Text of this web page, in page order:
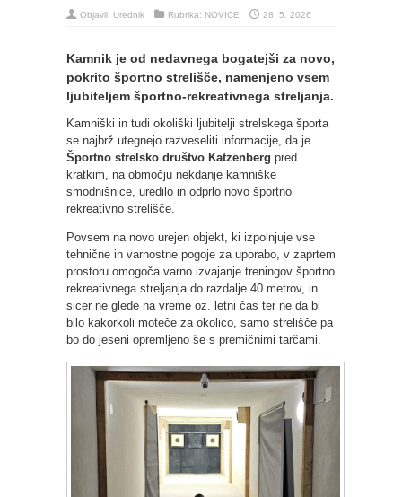
Objavil: Urednik Rubrika: NOVICE 28. 5. 2026
Kamnik je od nedavnega bogatejši za novo,
pokrito športno strelišče, namenjeno vsem
ljubiteljem športno-rekreativnega streljanja.
Kamniški in tudi okoliški ljubitelji strelskega športa
se najbrž utegnejo razveseliti informacije, da je
Športno strelsko društvo Katzenberg pred
kratkim, na območju nekdanje kamniške
smodnišnice, uredilo in odprlo novo športno
rekreativno strelišče.
Povsem na novo urejen objekt, ki izpolnjuje vse
tehnične in varnostne pogoje za uporabo, v zaprtem
prostoru omogoča varno izvajanje treningov športno
rekreativnega streljanja do razdalje 40 metrov, in
sicer ne glede na vreme oz. letni čas ter ne da bi
bilo kakorkoli moteče za okolico, samo strelišče pa
bo do jeseni opremljeno še s premičnimi tarčami.